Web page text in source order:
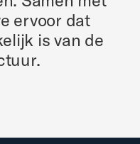
ervoor dat
is van de